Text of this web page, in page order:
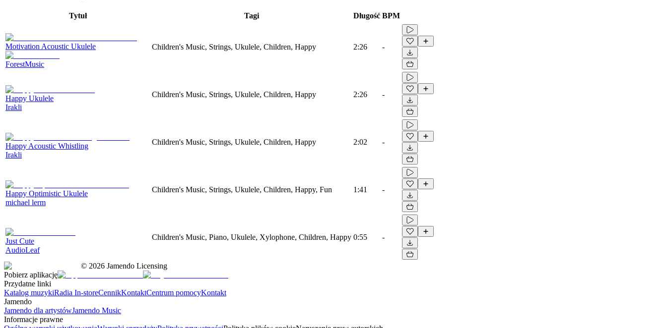
Tytuł Tagi Długość BPM
Motivation Acoustic Ukulele
ForestMusic
Children's Music, Strings, Ukulele, Children, Happy 2:26 -
Happy Ukulele
Irakli
Children's Music, Strings, Ukulele, Children, Happy 2:26 -
Happy Acoustic Whistling
Irakli
Children's Music, Strings, Ukulele, Children, Happy 2:02 -
Happy Optimistic Ukulele
michael lerm
Children's Music, Strings, Ukulele, Children, Happy, Fun 1:41 -
Just Cute
AudioLeaf
Children's Music, Piano, Ukulele, Xylophone, Children, Happy 0:55 -
© 2026 Jamendo Licensing
Pobierz aplikację
Przydatne linki
Katalog muzykiRadia In-storeCennikKontaktCentrum pomocyKontakt
Jamendo
Jamendo dla artystówJamendo Music
Informacje prawne